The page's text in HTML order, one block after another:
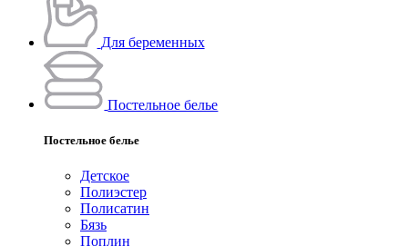
Для беременных
Постельное белье
Постельное белье
Детское
Полиэстeр
Полисатин
Бязь
Поплин